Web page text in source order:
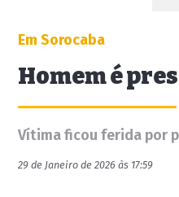
Em Sorocaba
Homem é
Vítima ficou ferida por
29 de Janeiro de 2026 às 17:59